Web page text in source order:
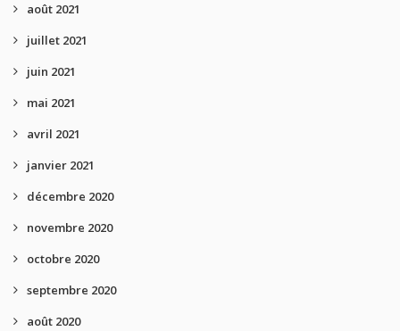
août 2021
juillet 2021
juin 2021
mai 2021
avril 2021
janvier 2021
décembre 2020
novembre 2020
octobre 2020
septembre 2020
août 2020